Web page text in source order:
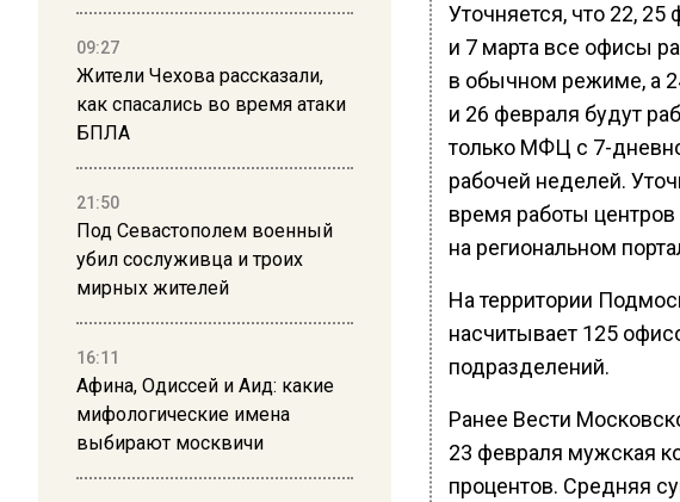
09:27
Жители Чехова рассказали,
как спасались во время атаки
БПЛА
21:50
Под Севастополем военный
убил сослуживца и троих
мирных жителей
16:11
Афина, Одиссей и Аид: какие
мифологические имена
выбирают москвичи
Уточняется, что 22, 25
и 7 марта все офисы
в обычном режиме, а
и 26 февраля будут
только МФЦ с 7-
рабочей неделей.
время работы
на региональном
На территории
насчитывает 125
подразделений.
Ранее Вести
23 февраля мужская
процентов. Средняя